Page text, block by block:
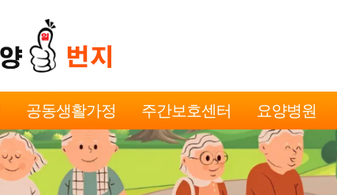
공동생활가정 주간보호센터 요양병원